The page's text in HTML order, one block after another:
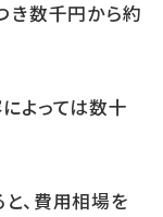
き数千円から約
よっては数十
、費用相場を